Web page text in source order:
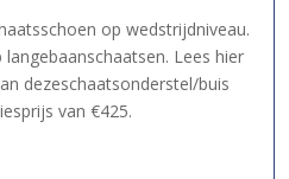
op wedstrijdniveau.
Lees hier
dezeschaatsonderstel/buis
van €425.